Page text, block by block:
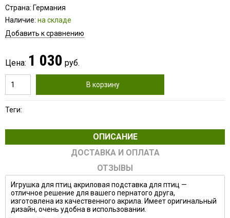
Страна: Германия
Наличие: на складе
Добавить к сравнению
Цена: 1 030 руб.
В корзину
Теги:
ОПИСАНИЕ
ДОСТАВКА И ОПЛАТА
ОТЗЫВЫ
Игрушка для птиц акриловая подставка для птиц —
отличное решение для вашего пернатого друга,
изготовлена из качественного акрила. Имеет оригинальный
дизайн, очень удобна в использовании.